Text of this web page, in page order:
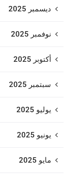
ديسمبر 2025
نوفمبر 2025
أكتوبر 2025
سبتمبر 2025
يوليو 2025
يونيو 2025
مايو 2025